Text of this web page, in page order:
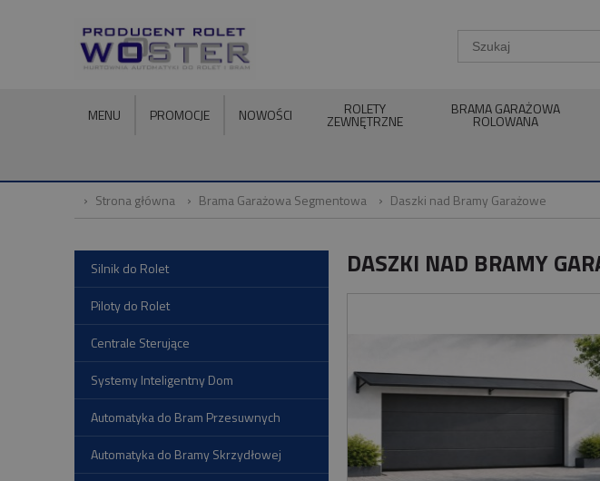
MENU PROMOCJE NOWOŚCI ROLETY
ZEWNĘTRZNE
BRAMA GARAŻOWA
ROLOWANA
Strona główna Brama Garażowa Segmentowa Daszki nad Bramy Garażowe
Silnik do Rolet
Piloty do Rolet
Centrale Sterujące
Systemy Inteligentny Dom
Automatyka do Bram Przesuwnych
Automatyka do Bramy Skrzydłowej
DASZKI NAD BRAMY